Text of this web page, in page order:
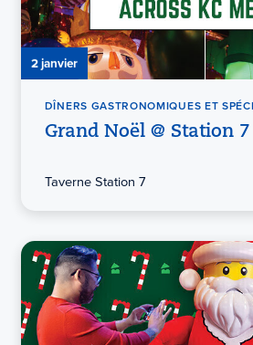
2 janvier
DÎNERS GASTRONOMIQUES ET
Grand Noël @ Station
Taverne Station 7